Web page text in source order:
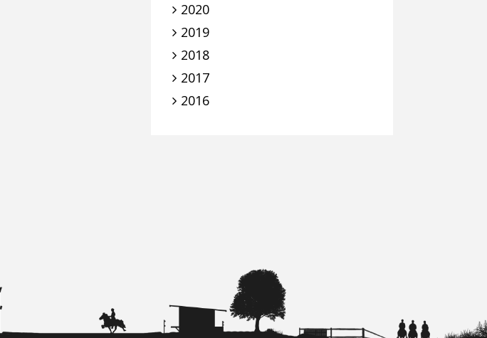
2020
2019
2018
2017
2016